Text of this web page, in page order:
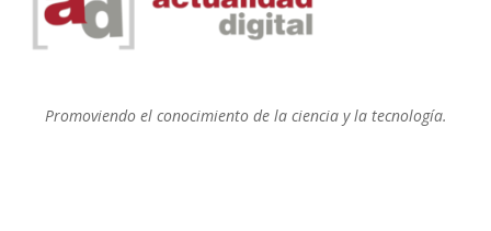
Promoviendo el conocimiento de la ciencia y la tecnología.